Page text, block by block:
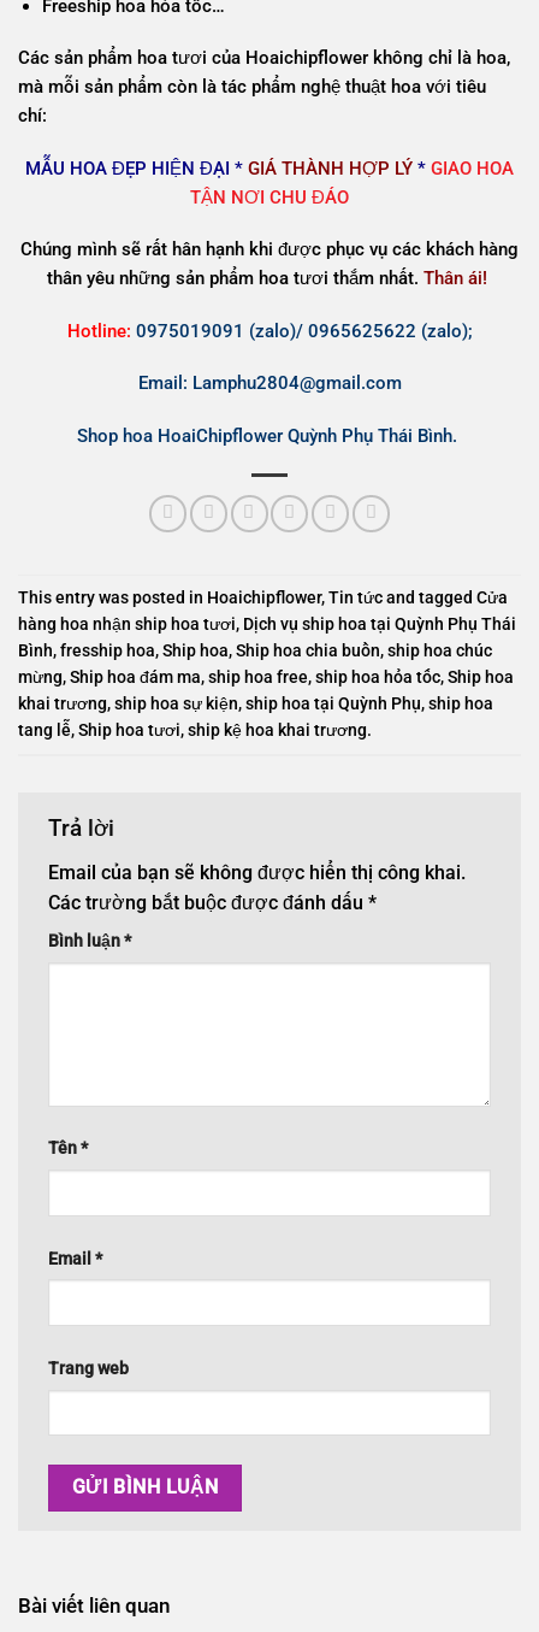
Freeship hoa hỏa tốc…
Các sản phẩm hoa tươi của Hoaichipflower không chỉ là hoa,
mà mỗi sản phẩm còn là tác phẩm nghệ thuật hoa với tiêu
chí:
MẪU HOA ĐẸP HIỆN ĐẠI * GIÁ THÀNH HỢP LÝ * GIAO HOA
TẬN NƠI CHU ĐÁO
Chúng mình sẽ rất hân hạnh khi được phục vụ các khách hàng
thân yêu những sản phẩm hoa tươi thắm nhất. Thân ái!
Hotline: 0975019091 (zalo)/ 0965625622 (zalo);
Email: Lamphu2804@gmail.com
Shop hoa HoaiChipflower Quỳnh Phụ Thái Bình.
This entry was posted in Hoaichipflower,Tin tứcand tagged Cửa
hàng hoa nhận ship hoa tươi, Dịch vụ ship hoa tại Quỳnh Phụ Thái
Bình,fresship hoa,Ship hoa,Ship hoa chia buồn,ship hoa chúc
mừng,Ship hoa đám ma,ship hoa free,ship hoa hỏa tốc,Ship hoa
khai trương,ship hoa sự kiện,ship hoa tại Quỳnh Phụ,ship hoa
tang lễ,Ship hoa tươi,ship kệ hoa khai trương.
Trả lời
Email của bạn sẽ không được hiển thị công khai.
Các trường bắt buộc được đánh dấu *
Bình luận*
Tên*
Email *
Trang web
Bài viết liên quan